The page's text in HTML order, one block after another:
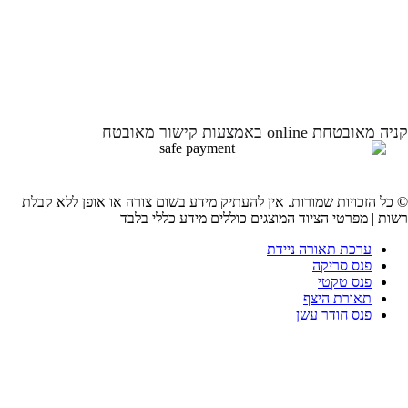
קניה מאובטחת online באמצעות קישור מאובטח
© כל הזכויות שמורות. אין להעתיק מידע בשום צורה או אופן ללא קבלת
רשות | מפרטי הציוד המוצגים כוללים מידע כללי בלבד
ערכת תאורה ניידת
פנס סריקה
פנס טקטי
תאורת היצף
פנס חודר עשן